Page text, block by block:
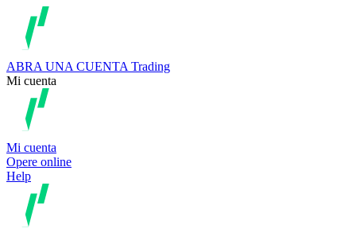
ABRA UNA CUENTA Trading
Mi cuenta
Mi cuenta
Opere online
Help